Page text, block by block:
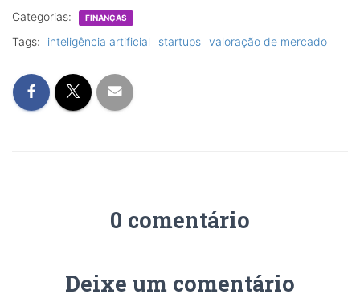
Categorias: FINANÇAS
Tags: inteligência artificial startups valoração de mercado
0 comentário
Deixe um comentário